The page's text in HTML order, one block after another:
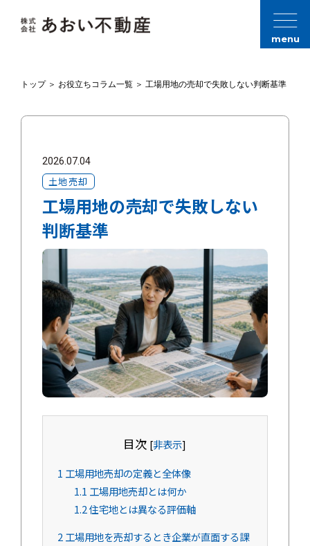
menu
トップ＞ お役立ちコラム一覧＞ 工場用地の売却で失敗しない判断基準
2026.07.04
土地売却
工場用地の売却で失敗しない
判断基準
目次 [非表示]
1 工場用地売却の定義と全体像
1.1 工場用地売却とは何か
1.2住宅地とは異なる評価軸
2工場用地を売却するとき企業が直面する課